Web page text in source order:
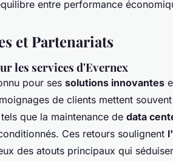
entre performance
et Partenariats
les services d'Evernex
pour ses solutions innovantes
de clients mettent
que la maintenance de data
Ces retours soulignent
des atouts principaux qui